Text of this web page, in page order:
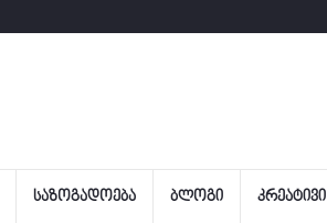
ᲡᲐᲖᲝᲒᲐᲓᲝᲔᲑᲐ ᲑᲚᲝᲒᲘ ᲙᲠᲔᲐᲢᲘᲕᲘ